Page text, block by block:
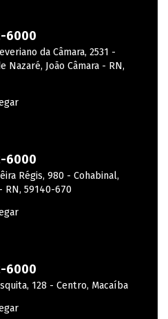
6000
da Câmara, 2531 -
Nazaré, João Câmara - RN,
6000
Régis, 980 - Cohabinal,
RN, 59140-670
6000
128 - Centro, Macaíba